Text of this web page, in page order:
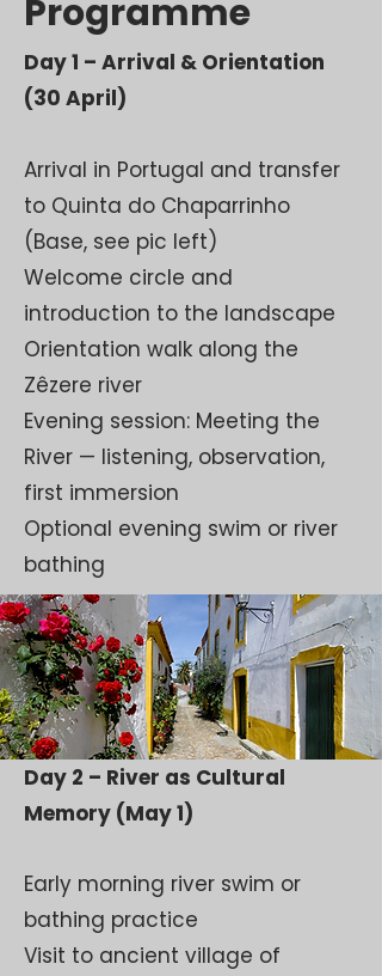
Programme
Day 1 – Arrival & Orientation
(30 April)
Arrival in Portugal and transfer
to Quinta do Chaparrinho
(Base, see pic left)
Welcome circle and
introduction to the landscape
Orientation walk along the
Zêzere river
Evening session: Meeting the
River — listening, observation,
first immersion
Optional evening swim or river
bathing
Day 2 – River as Cultural
Memory (May 1)
Early morning river swim or
bathing practice
Visit to ancient village of